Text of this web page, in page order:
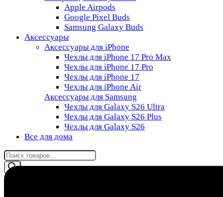
Apple Airpods
Google Pixel Buds
Samsung Galaxy Buds
Аксессуары
Аксессуары для iPhone
Чехлы для iPhone 17 Pro Max
Чехлы для iPhone 17 Pro
Чехлы для iPhone 17
Чехлы для iPhone Air
Аксессуары для Samsung
Чехлы для Galaxy S26 Ultra
Чехлы для Galaxy S26 Plus
Чехлы для Galaxy S26
Все для дома
Поиск
товаров